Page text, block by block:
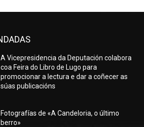
A Vicepresidencia da Deputación colabora
coa Feira do Libro de Lugo para
promocionar a lectura e dar a coñecer as
súas publicacións
Fotografías de «A Candeloria, o último
berro»